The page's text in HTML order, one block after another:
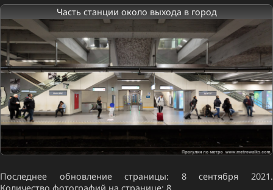
Часть станции около выхода в город
Последнее обновление страницы: 8 сентября 2021.